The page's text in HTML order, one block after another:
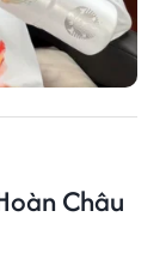
Châu